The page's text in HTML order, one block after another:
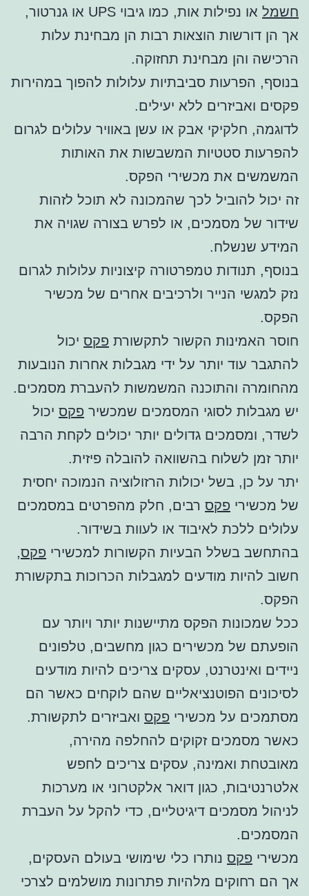
חשמל
או נפילות אות, כמו גיבוי UPS או גנרטור,
אך הן דורשות הוצאות רבות הן מבחינת עלות
הרכישה והן מבחינת תחזוקה.
בנוסף, הפרעות סביבתיות עלולות להפוך במהירות
פקסים ואביזרים ללא יעילים.
לדוגמה, חלקיקי אבק או עשן באוויר עלולים לגרום
להפרעות סטטיות המשבשות את האותות
המשמשים את מכשירי הפקס.
זה יכול להוביל לכך שהמכונה לא תוכל לזהות
שידור של מסמכים, או לפרש בצורה שגויה את
המידע שנשלח.
בנוסף, תנודות טמפרטורה קיצוניות עלולות לגרום
נזק למגשי הנייר ולרכיבים אחרים של מכשיר
הפקס.
חוסר האמינות הקשור לתקשורת פקס יכול
להתגבר עוד יותר על ידי מגבלות אחרות הנובעות
מהחומרה והתוכנה המשמשות להעברת מסמכים.
יש מגבלות לסוגי המסמכים שמכשיר פקס יכול
לשדר, ומסמכים גדולים יותר יכולים לקחת הרבה
יותר זמן לשלוח בהשוואה להובלה פיזית.
יתר על כן, בשל יכולות הרזולוציה הנמוכה יחסית
של מכשירי פקס רבים, חלק מהפרטים במסמכים
עלולים ללכת לאיבוד או לעוות בשידור.
בהתחשב בשלל הבעיות הקשורות למכשירי פקס,
חשוב להיות מודעים למגבלות הכרוכות בתקשורת
הפקס.
ככל שמכונות הפקס מתיישנות יותר ויותר עם
הופעתם של מכשירים כגון מחשבים, טלפונים
ניידים ואינטרנט, עסקים צריכים להיות מודעים
לסיכונים הפוטנציאליים שהם לוקחים כאשר הם
מסתמכים על מכשירי פקס ואביזרים לתקשורת.
כאשר מסמכים זקוקים להחלפה מהירה,
מאובטחת ואמינה, עסקים צריכים לחפש
אלטרנטיבות, כגון דואר אלקטרוני או מערכות
לניהול מסמכים דיגיטליים, כדי להקל על העברת
המסמכים.
מכשירי פקס נותרו כלי שימושי בעולם העסקים,
אך הם רחוקים מלהיות פתרונות מושלמים לצרכי